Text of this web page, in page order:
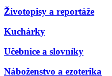
Životopisy a reportáže
Kuchárky
Učebnice a slovníky
Náboženstvo a ezoterika